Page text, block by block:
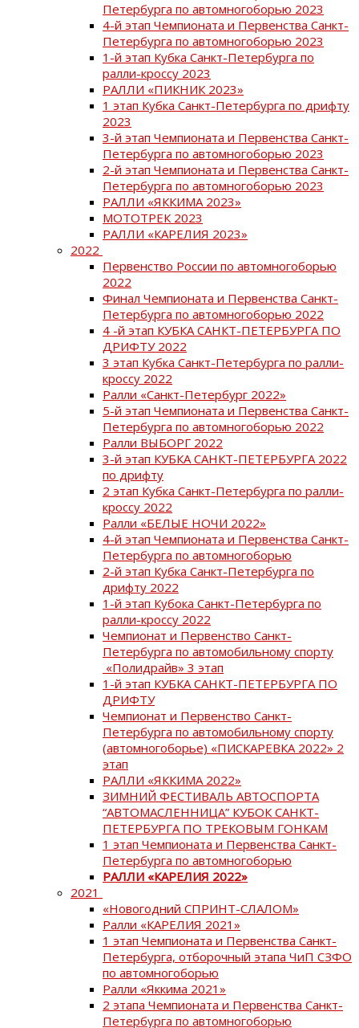
Петербурга по автомногоборью 2023
4-й этап Чемпионата и Первенства Санкт-
Петербурга по автомногоборью 2023
1-й этап Кубка Санкт-Петербурга по
ралли-кроссу 2023
РАЛЛИ «ПИКНИК 2023»
1 этап Кубка Санкт-Петербурга по дрифту
2023
3-й этап Чемпионата и Первенства Санкт-
Петербурга по автомногоборью 2023
2-й этап Чемпионата и Первенства Санкт-
Петербурга по автомногоборью 2023
РАЛЛИ «ЯККИМА 2023»
МОТОТРЕК 2023
РАЛЛИ «КАРЕЛИЯ 2023»
2022
Первенство России по автомногоборью
2022
Финал Чемпионата и Первенства Санкт-
Петербурга по автомногоборью 2022
4 -й этап КУБКА САНКТ-ПЕТЕРБУРГА ПО
ДРИФТУ 2022
3 этап Кубка Санкт-Петербурга по ралли-
кроссу 2022
Ралли «Санкт-Петербург 2022»
5-й этап Чемпионата и Первенства Санкт-
Петербурга по автомногоборью 2022
Ралли ВЫБОРГ 2022
3-й этап КУБКА САНКТ-ПЕТЕРБУРГА 2022
по дрифту
2 этап Кубка Санкт-Петербурга по ралли-
кроссу 2022
Ралли «БЕЛЫЕ НОЧИ 2022»
4-й этап Чемпионата и Первенства Санкт-
Петербурга по автомногоборью
2-й этап Кубка Санкт-Петербурга по
дрифту 2022
1-й этап Кубока Санкт-Петербурга по
ралли-кроссу 2022
Чемпионат и Первенство Санкт-
Петербурга по автомобильному спорту
«Полидрайв» 3 этап
1-й этап КУБКА САНКТ-ПЕТЕРБУРГА ПО
ДРИФТУ
Чемпионат и Первенство Санкт-
Петербурга по автомобильному спорту
(автомногоборье) «ПИСКАРЕВКА 2022» 2
этап
РАЛЛИ «ЯККИМА 2022»
ЗИМНИЙ ФЕСТИВАЛЬ АВТОСПОРТА
“АВТОМАСЛЕННИЦА” КУБОК САНКТ-
ПЕТЕРБУРГА ПО ТРЕКОВЫМ ГОНКАМ
1 этап Чемпионата и Первенства Санкт-
Петербурга по автомногоборью
РАЛЛИ «КАРЕЛИЯ 2022»
2021
«Новогодний СПРИНТ-СЛАЛОМ»
Ралли «КАРЕЛИЯ 2021»
1 этап Чемпионата и Первенства Санкт-
Петербурга, отборочный этапа ЧиП СЗФО
по автомногоборью
Ралли «Яккима 2021»
2 этапа Чемпионата и Первенства Санкт-
Петербурга по автомногоборью